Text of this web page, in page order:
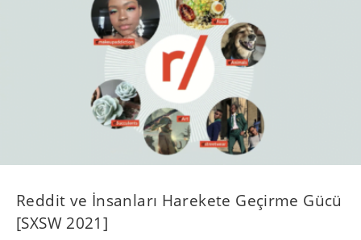
Reddit ve İnsanları Harekete Geçirme Gücü
[SXSW 2021]